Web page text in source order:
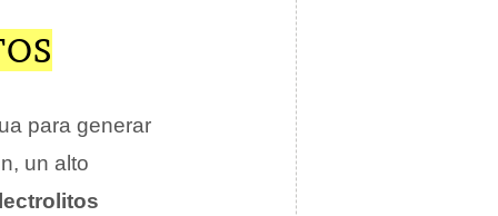
para generar
un alto